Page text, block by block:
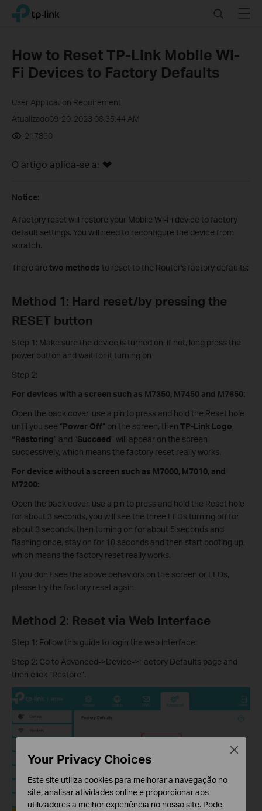
Click
navigation
TP-Link, Reliably Smart SearchMenu
How to Reset TP-Link Mobile Wi-
Fi Devices to Factory Defaults
User Application Requirement
Atualizado09-20-2023 08:35:44 AM
217890
O artigo aplica-se a:
Notice:
A factory reset will restore your Mobile Wi-Fi device to factory
default settings. You will need to reconfigure the device from
scratch.
There are two methods to reset to the Router's factory defaults:
Method 1: Hard reset/by pressing the
RESET button
Step 1: Make sure the device is turned on, if not, long press the
power button and wait for it turning on
Step 2:
For devices with a screen such as M7350, M7450 and M7650:
Open the back cover, use a pin to press and hold the Reset hole
until you see “Power Off” on the screen, then TP-Link Logo,
“Restoring” and “Succeed” will appear on the screen
successively, which means the factory reset really works.
For device without a screen such as M7000, M7010, and
M7200:
Open the back cover, use a pin to press and hold the Reset hole
for about 3 seconds, you will see the three LEDs turning off for
about 3 seconds, then turning on for about 5 seconds and
flashing once, stay on for 10 seconds and then start booting up,
which means the factory reset really works.
If you don’t see the above behaviors on the screen or LEDs,
please try the factory reset again.
Method 2: Reset via Web Interface
Step 1: Follow this guide to login the web interface:
Step 2: Go to Advanced->Device->Factory Defaults page and
then click “Restore”.
Your Privacy Choices
Este site utiliza cookies para melhorar a navegação no
site, analisar atividades online e proporcionar aos
utilizadores a melhor experiência no nosso site. Pode
Close